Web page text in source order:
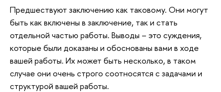
Предшествуют заключению как таковому. Они могут
быть как включены в заключение, так и стать
отдельной частью работы. Выводы – это суждения,
которые были доказаны и обоснованы вами в ходе
вашей работы. Их может быть несколько, в таком
случае они очень строго соотносятся с задачами и
структурой вашей работы.